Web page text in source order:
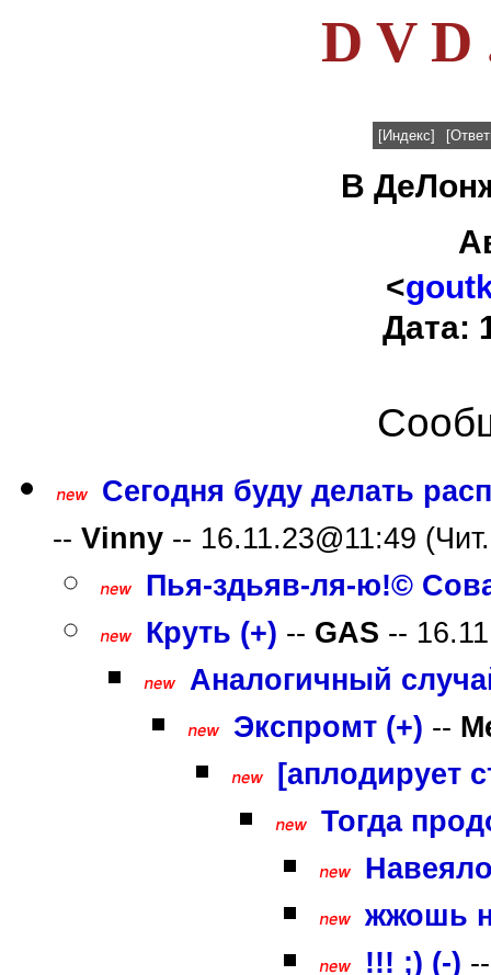
D V D
[Индекс]
В
<
Дата:
Сегодня буду делать
-- Vinny -- 16.11.23@11:49
Пья-здьяв-ля-ю!©
Круть (+) -- GAS --
Аналогичный
Экспромт (+) --
[аплодирует
Тогда
жжошь
!!! ;) (-)